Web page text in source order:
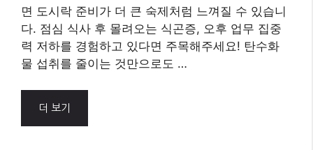
면 도시락 준비가 더 큰 숙제처럼 느껴질 수 있습니
다. 점심 식사 후 몰려오는 식곤증, 오후 업무 집중
력 저하를 경험하고 있다면 주목해주세요! 탄수화
물 섭취를 줄이는 것만으로도 …
더 보기